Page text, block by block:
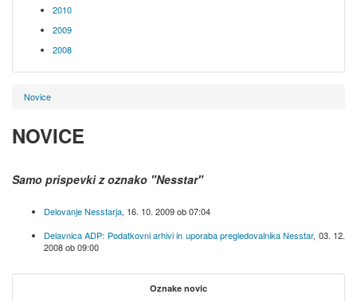
2010
2009
2008
Novice
NOVICE
Samo prispevki z oznako "Nesstar"
Delovanje Nesstarja, 16. 10. 2009 ob 07:04
Delavnica ADP: Podatkovni arhivi in uporaba pregledovalnika Nesstar, 03. 12.
2008 ob 09:00
Oznake novic